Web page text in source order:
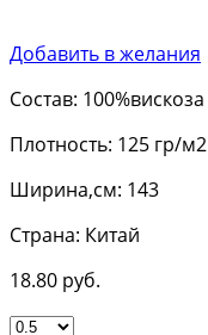
Добавить в желания
Состав: 100%вискоза
Плотность: 125 гр/м2
Ширина,см: 143
Страна: Китай
18.80 руб.